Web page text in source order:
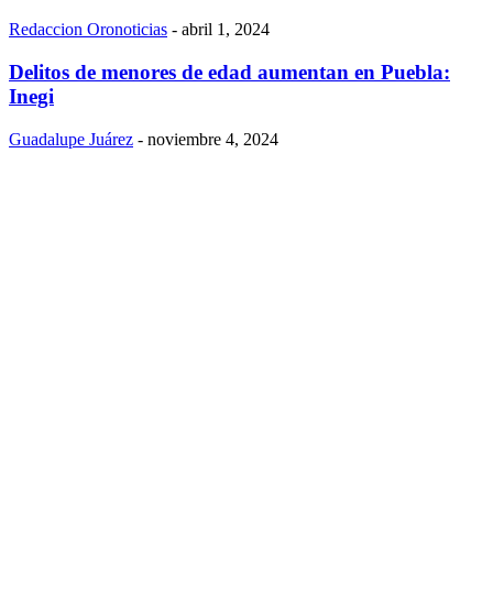
Redaccion Oronoticias - abril 1, 2024
Delitos de menores de edad aumentan en Puebla:
Inegi
Guadalupe Juárez - noviembre 4, 2024